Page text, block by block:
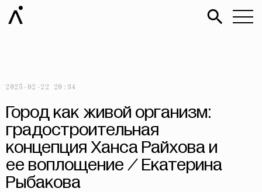
2025-02-22 20:34
Город как живой организм:
градостроительная
концепция Ханса Райхова и
ее воплощение / Екатерина
Рыбакова